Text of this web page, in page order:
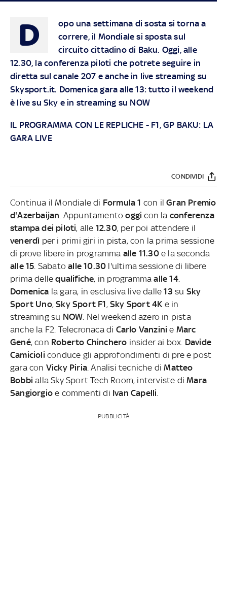
D
opo una settimana di sosta si torna a
correre, il Mondiale si sposta sul
circuito cittadino di Baku. Oggi, alle
12.30, la conferenza piloti che potrete seguire in
diretta sul canale 207 e anche in live streaming su
Skysport.it. Domenica gara alle 13: tutto il weekend
è live su Sky e in streaming su NOW
IL PROGRAMMA CON LE REPLICHE - F1, GP BAKU: LA
GARA LIVE
CONDIVIDI
Continua il Mondiale di Formula 1 con ilGran Premio
d'Azerbaijan . Appuntamentooggicon la conferenza
stampa dei piloti, alle 12.30, per poi attendere il
venerdì per i primi giri in pista, con la prima sessione
di prove libere in programma alle 11.30e la seconda
alle 15 . Sabatoalle 10.30 l'ultima sessione di libere
prima dellequalifiche, in programmaalle 14.
Domenica la gara, in esclusiva live dalle13su Sky
Sport Uno,Sky Sport F1,Sky Sport 4K e in
streaming su NOW . Nel weekend azero in pista
anche la F2. Telecronaca di Carlo Vanzini e Marc
Gené, con Roberto Chinchero insider ai box. Davide
Camicioli conduce gli approfondimenti di pre e post
gara con Vicky Piria . Analisi tecniche diMatteo
Bobbi alla Sky Sport Tech Room, interviste diMara
Sangiorgio e commenti di Ivan Capelli
PUBBLICITÀ